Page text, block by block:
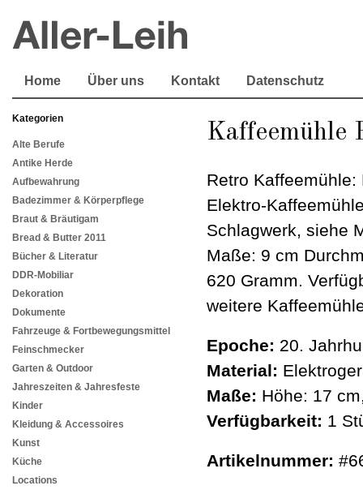
Home Über uns Kontakt Datenschutz
Kategorien
Alte Berufe
Antike Herde
Aufbewahrung
Badezimmer & Körperpflege
Braut & Bräutigam
Bread & Butter 2011
Bücher & Literatur
DDR-Mobiliar
Dekoration
Dokumente
Fahrzeuge & Fortbewegungsmittel
Feinschmecker
Garten & Outdoor
Jahreszeiten & Jahresfeste
Kinder
Kleidung & Accessoires
Kunst
Küche
Locations
Kaffeemühle
Retro
Elektro-
Schlagwerk, siehe
Maße: 9 cm
620 Gramm.
weitere
Epoche: 20.
Material:
Maße: Höhe: 17
Verfügbarkeit: 1
Artikelnummer: